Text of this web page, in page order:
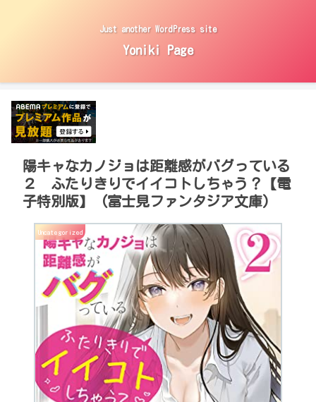
Just another WordPress site
Yoniki Page
陽キャなカノジョは距離感がバグっている
２ ふたりきりでイイコトしちゃう？【電
子特別版】 (富士見ファンタジア文庫)
Uncategorized